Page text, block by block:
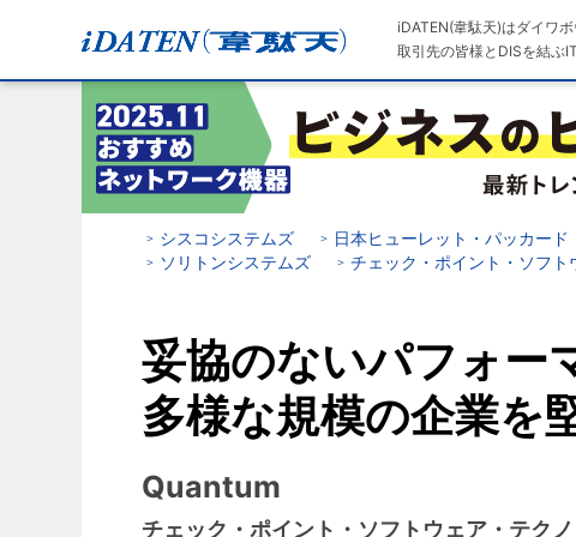
iDATEN(韋駄天)はダイワ
取引先の皆様とDISを結ぶ
シスコシステムズ 日本ヒューレット・パッカード
ソリトンシステムズ
チェック・ポイント・ソフ
妥協のないパフォー
多様な規模の企業を
Quantum
チェック・ポイント・ソフトウェア・テク